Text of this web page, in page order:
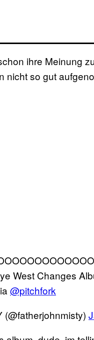
ihre Meinung
nicht so gut
West Changes
@pitchfork